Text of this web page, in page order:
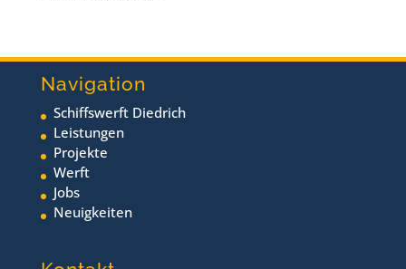
Navigation
Schiffswerft Diedrich
Leistungen
Projekte
Werft
Jobs
Neuigkeiten